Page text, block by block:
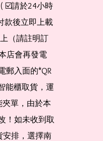
☑️請於24小時
款後立即上載
（請註明訂
店會再發電
郵入面的*QR
能櫃取貨，運
夾單，由於本
！如未收到取
安排，選擇南